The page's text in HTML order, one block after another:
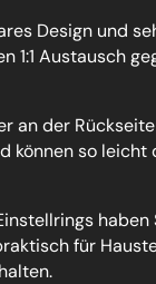
Design und
1:1 Austausch
an der
können so
für